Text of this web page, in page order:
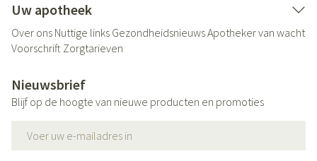
Uw apotheek
Over ons Nuttige links GezondheidsnieuwsApotheker van wacht
Voorschrift Zorgtarieven
Nieuwsbrief
Blijf op de hoogte van nieuwe producten en promoties